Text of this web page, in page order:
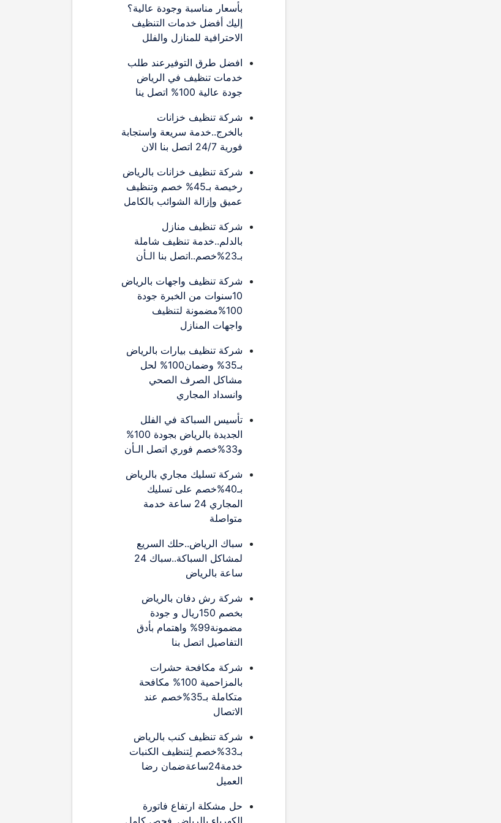
بأسعار مناسبة وجودة عالية؟
إليك أفضل خدمات التنظيف
الاحترافية للمنازل والفلل
افضل طرق التوفيرعند طلب
خدمات تنظيف في الرياض
جودة عالية 100% اتصل ينا
شركة تنظيف خزانات
بالخرج..خدمة سريعة واستجابة
فورية 24/7 اتصل بنا الان
شركة تنظيف خزانات بالرياض
رخيصة بـ45% خصم وتنظيف
عميق وإزالة الشوائب بالكامل
شركة تنظيف منازل
بالدلم..خدمة تنظيف شاملة
بـ23%خصم..اتصل بنا الـأن
شركة تنظيف واجهات بالرياض
10سنوات من الخبرة جودة
100%مضمونة لتنظيف
واجهات المنازل
شركة تنظيف بيارات بالرياض
بـ35% وضمان100% لحل
مشاكل الصرف الصحي
وانسداد المجاري
تأسيس السباكة في الفلل
الجديدة بالرياض بجودة 100%
و33%خصم فوري اتصل الـأن
شركة تسليك مجاري بالرياض
بـ40%خصم على تسليك
المجاري 24 ساعة خدمة
متواصلة
سباك الرياض..حلك السريع
لمشاكل السباكة..سباك 24
ساعة بالرياض
شركة رش دفان بالرياض
بخصم 150ريال و جودة
مضمونة99% واهتمام بأدق
التفاصيل اتصل بنا
شركة مكافحة حشرات
بالمزاحمية 100% مكافحة
متكاملة بـ35%خصم عند
الاتصال
شركة تنظيف كنب بالرياض
بـ33%خصم لِتنظيف الكنبات
خدمة24ساعةضمان رضا
العميل
حل مشكلة ارتفاع فاتورة
الكهرباء بالرياض..فحص كامل